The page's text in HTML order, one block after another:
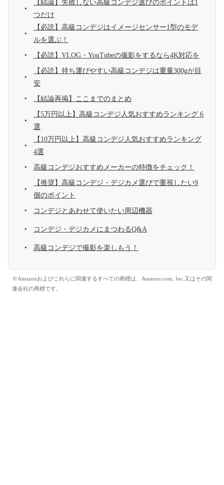
【結論】失敗しない高級コンデジ選びのポイントは1
つだけ
【必読】高級コンデジはイメージセンサー1型のモデ
ルを選ぶ！
【必読】VLOG・YouTubeの撮影をするなら4K対応を
【必読】持ち運びやすい高級コンデジは重量300gが目
安
【結論再掲】ここまでのまとめ
【5万円以上】高級コンデジ人気おすすめランキング 6
選
【10万円以上】高級コンデジ人気おすすめランキング
4選
高級コンデジおすすめメーカーの特徴をチェック！
【推奨】高級コンデジ・デジカメ選びで重視したい9
個のポイント
コンデジとあわせて使いたい周辺機器
コンデジ・デジカメにまつわるQ&A
高級コンデジで撮影を楽しもう！
※Amazonおよびこれらに関連するすべての商標は、Amazon.com, Inc.又はその関
連会社の商標です。